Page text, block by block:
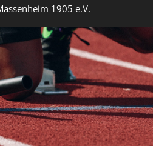
1905 e.V.